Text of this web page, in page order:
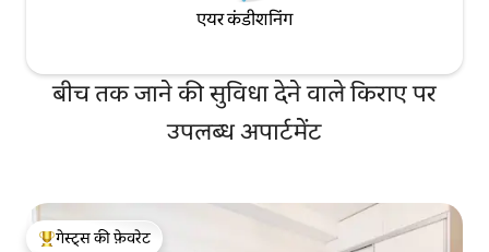
एयर कंडीशनिंग
बीच तक जाने की सुविधा देने वाले किराए पर
उपलब्ध अपार्टमेंट
गेस्ट्स की फ़ेवरेट